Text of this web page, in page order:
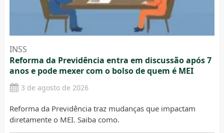
INSS
Reforma da Previdência entra em discussão após 7
anos e pode mexer com o bolso de quem é MEI
3 de agosto de 2026
Reforma da Previdência traz mudanças que impactam
diretamente o MEI. Saiba como.